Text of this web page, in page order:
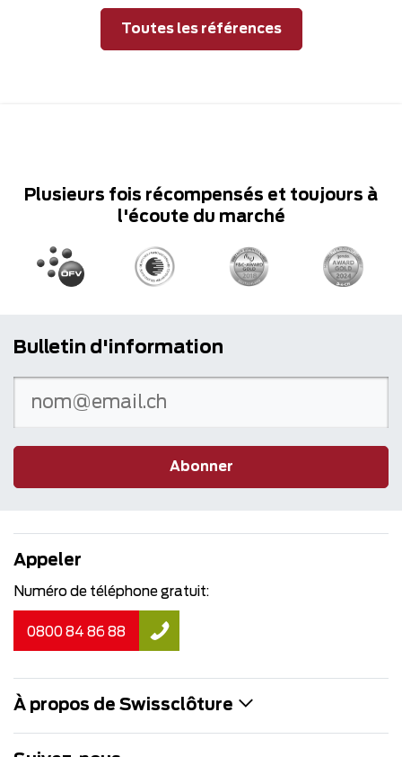
Toutes les références
Plusieurs fois récompensés et toujours à
l'écoute du marché
Bulletin d'information
Abonner
Appeler
Numéro de téléphone gratuit:
0800 84 86 88
À propos de Swissclôture